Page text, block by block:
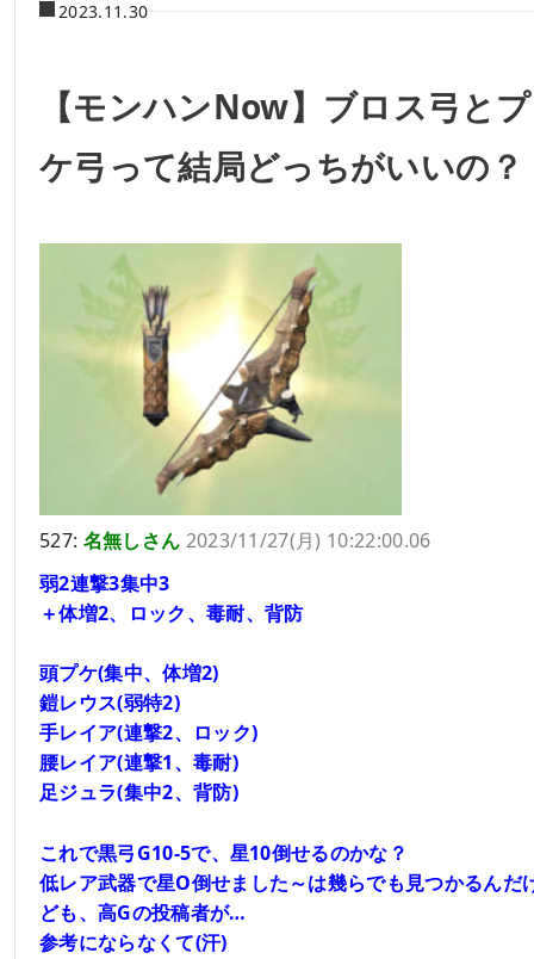
2023.11.30
【モンハンNow】ブロス弓とプ
ケ弓って結局どっちがいいの？
527: 名無しさん 2023/11/27(月) 10:22:00.06
弱2連撃3集中3
＋体増2、ロック、毒耐、背防
頭プケ(集中、体増2)
鎧レウス(弱特2)
手レイア(連撃2、ロック)
腰レイア(連撃1、毒耐)
足ジュラ(集中2、背防)
これで黒弓G10-5で、星10倒せるのかな？
低レア武器で星O倒せました～は幾らでも見つかるんだ
ども、高Gの投稿者が…
参考にならなくて(汗)